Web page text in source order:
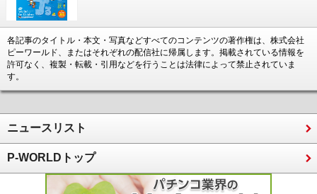
各記事のタイトル・本文・写真などすべてのコンテンツの著作権は、株式会社
ピーワールド、またはそれぞれの配信社に帰属します。掲載されている情報を
許可なく、複製・転載・引用などを行うことは法律によって禁止されていま
す。
ニュースリスト
P-WORLDトップ